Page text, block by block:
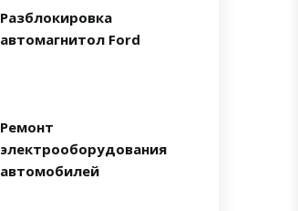
Разблокировка
автомагнитол Ford
Ремонт
электрооборудования
автомобилей